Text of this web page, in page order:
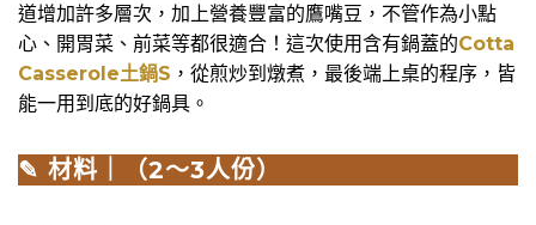
道增加許多層次，加上營養豐富的鷹嘴豆，不管作為小點
心、開胃菜、前菜等都很適合！這次使用含有鍋蓋的Cotta
Casserole土鍋S ，從煎炒到燉煮，最後端上桌的程序，皆
能一用到底的好鍋具。
✎ 材料｜（2～3人份）